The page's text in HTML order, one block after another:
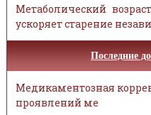
Метаболический
ускоряет старение
Последние
Медикаментозная
проявлений ме